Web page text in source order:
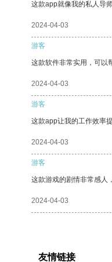
这款app就像我的私人导
2024-04-03
游客
这款软件非常实用，可以
2024-04-03
游客
这款app让我的工作效率
2024-04-03
游客
这款游戏的剧情非常感人
2024-04-03
友情链接